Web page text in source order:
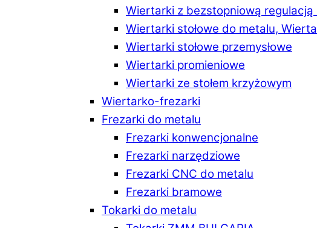
Wiertarki z bezstopniową
Wiertarki stołowe do metalu,
Wiertarki stołowe przemysłowe
Wiertarki promieniowe
Wiertarki ze stołem krzyżowym
Wiertarko-frezarki
Frezarki do metalu
Frezarki konwencjonalne
Frezarki narzędziowe
Frezarki CNC do metalu
Frezarki bramowe
Tokarki do metalu